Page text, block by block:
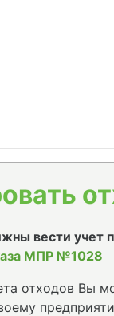
вести учет
МПР №1028
отходов Вы